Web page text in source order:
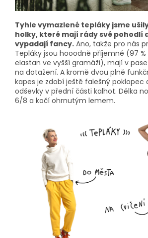
Tyhle vymazlené tepláky jsme
holky, které mají rády své pohodlí
vypadají fancy. Ano, takže pro nás
Tepláky jsou hooodně příjemné (97 %
elastan ve vyšší gramáži), mají v
na dotažení. A kromě dvou plně
kapes je zdobí ještě falešný poklopec
odševky v přední části kalhot. Délka
6/8 a kočí ohrnutým lemem.